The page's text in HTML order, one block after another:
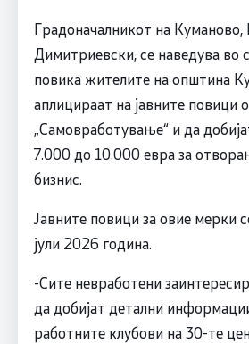
Градоначалникот на
Димитриевски, се наведува во
повика жителите на општина
аплицираат на јавните повици
„Самовработување“ и да
7.000 до 10.000 евра за
бизнис.
Јавните повици за овие мерки
јули 2026 година.
-Сите невработени
да добијат детални
работните клубови на 30-те